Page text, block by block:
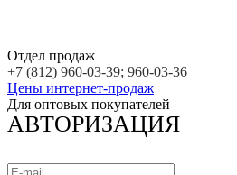
Отдел продаж
+7 (812) 960-03-39; 960-03-36
Цены интернет-продаж
Для оптовых покупателей
АВТОРИЗАЦИЯ